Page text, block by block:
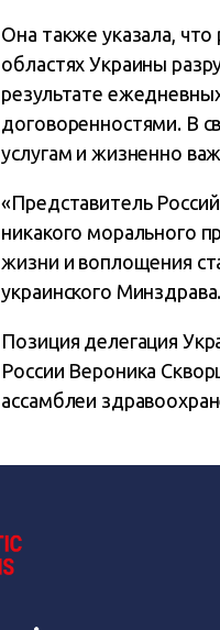
Она также указала,
областях Украины
результате
договоренностями. В
услугам и жизненно
«Представитель
никакого морального
жизни и воплощения
украинского Минздрава.
Позиция делегация
России Вероника
ассамблеи